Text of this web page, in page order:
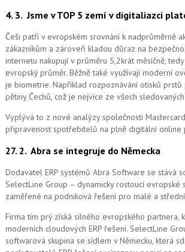
4. 3.Jsme v TOP 5 zemí v digitaliazci
Češi patří v evropském srovnání k nadprůměrně
zákazníkům a zároveň kladou důraz na
internetu nakupují v průměru 5,2krát měsíčně,
evropský průměr. Běžně také využívají moderní
je biometrie. Například rozpoznávání otisků
pětiny Čechů, což je nejvíce ze všech
Vyplývá to z nové analýzy společnosti
připravenost spotřebitelů na plně digitální online
27. 2. Abra se integruje do Německa
Dodavatel ERP systémů Abra Software se stává
SelectLine Group – dynamicky rostoucí evropské
zaměřené na podniková řešení pro malé a
Firma tím prý získá silného evropského partnera,
moderních cloudových ERP řešení. SelectLine
softwarová skupina se sídlem v Německu, která